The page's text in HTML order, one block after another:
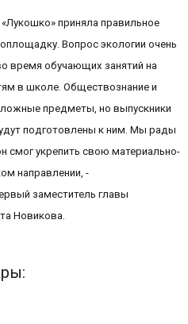
приняла правильное
Вопрос экологии очень
время обучающих занятий на
в школе. Обществознание и
предметы, но выпускники
подготовлены к ним. Мы рады
смог укрепить свою материально-
направлении, -
заместитель главы
Новикова.